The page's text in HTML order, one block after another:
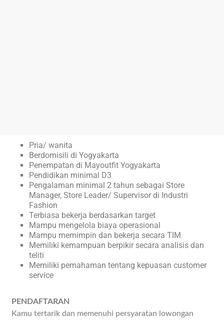
Pria/ wanita
Berdomisili di Yogyakarta
Penempatan di Mayoutfit Yogyakarta
Pendidikan minimal D3
Pengalaman minimal 2 tahun sebagai Store
Manager, Store Leader/ Supervisor di Industri
Fashion
Terbiasa bekerja berdasarkan target
Mampu mengelola biaya operasional
Mampu memimpin dan bekerja secara TIM
Memiliki kemampuan berpikir secara analisis dan
teliti
Memiliki pemahaman tentang kepuasan customer
service
PENDAFTARAN
Kamu tertarik dan memenuhi persyaratan lowongan